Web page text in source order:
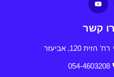
קשר
רח' הזית 120, אביעזר
054-4603208